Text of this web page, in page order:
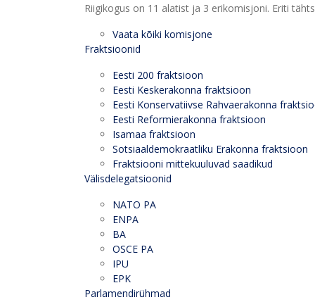
Riigikogus on 11 alatist ja 3 erikomisjoni. Eriti
Vaata kõiki komisjone
Fraktsioonid
Eesti 200 fraktsioon
Eesti Keskerakonna fraktsioon
Eesti Konservatiivse Rahvaerakonna
Eesti Reformierakonna fraktsioon
Isamaa fraktsioon
Sotsiaaldemokraatliku Erakonna fraktsioon
Fraktsiooni mittekuuluvad saadikud
Välisdelegatsioonid
NATO PA
ENPA
BA
OSCE PA
IPU
EPK
Parlamendirühmad